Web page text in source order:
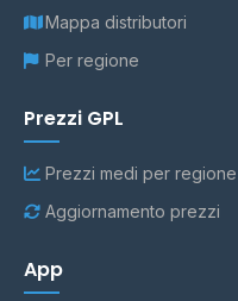
Mappa distributori
Per regione
Prezzi GPL
Prezzi medi per regione
Aggiornamento prezzi
App